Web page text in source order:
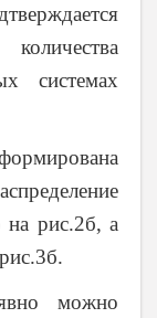
системах
на рис.2б, а
можно